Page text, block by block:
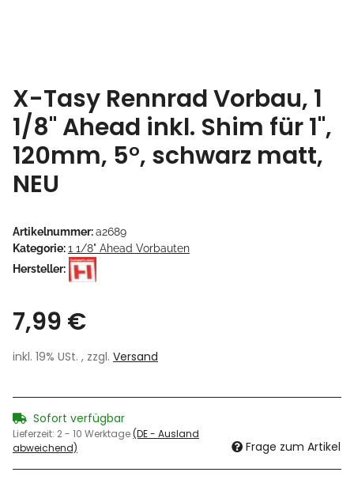
X-Tasy Rennrad Vorbau, 1
1/8" Ahead inkl. Shim für 1",
120mm, 5°, schwarz matt,
NEU
Artikelnummer:a2689
Kategorie:1 1/8" Ahead Vorbauten
Hersteller:
7,99 €
inkl. 19% USt. , zzgl. Versand
Sofort verfügbar
Lieferzeit: 2 - 10 Werktage(DE - Ausland
abweichend)
Frage zum Artikel